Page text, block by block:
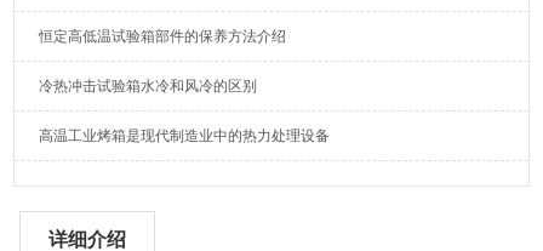
恒定高低温试验箱部件的保养方法介绍
冷热冲击试验箱水冷和风冷的区别
高温工业烤箱是现代制造业中的热力处理设备
详细介绍